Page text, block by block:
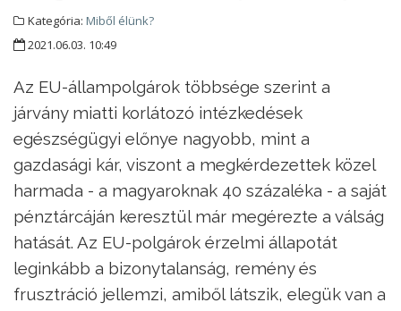
Kategória: Miből élünk?
2021.06.03. 10:49
Az EU-állampolgárok többsége szerint a
járvány miatti korlátozó intézkedések
egészségügyi előnye nagyobb, mint a
gazdasági kár, viszont a megkérdezettek közel
harmada - a magyaroknak 40 százaléka - a saját
pénztárcáján keresztül már megérezte a válság
hatását. Az EU-polgárok érzelmi állapotát
leginkább a bizonytalanság, remény és
frusztráció jellemzi, amiből látszik, elegük van a